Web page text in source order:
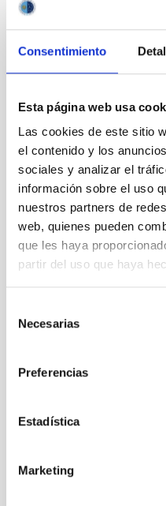
Consentimiento
Esta página web usa
Las cookies de este sitio
el contenido y los
sociales y analizar el
información sobre el uso
nuestros partners de
web, quienes pueden
que les haya
partir del uso que haya
Necesarias
Preferencias
Estadística
Marketing